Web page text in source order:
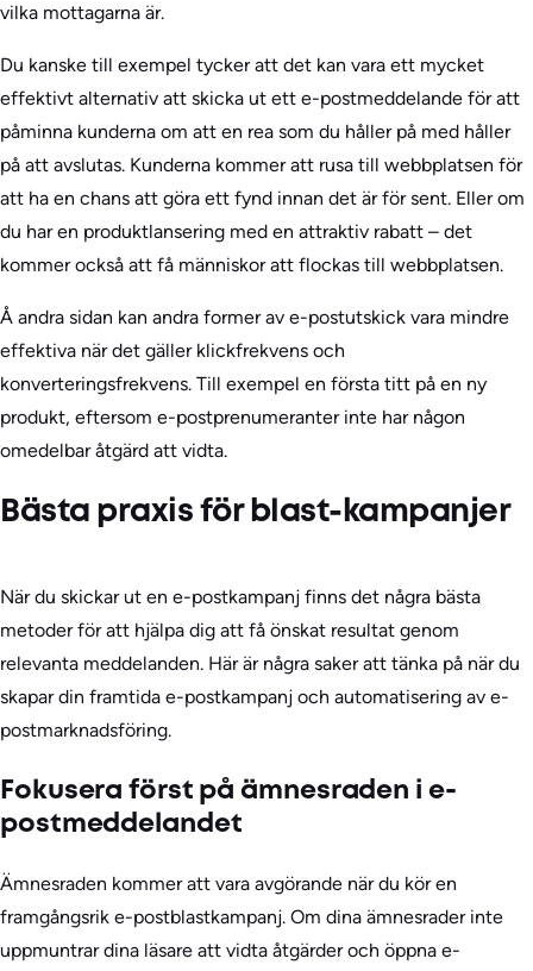
vilka mottagarna är.
Du kanske till exempel tycker att det kan vara ett mycket
effektivt alternativ att skicka ut ett e-postmeddelande för att
påminna kunderna om att en rea som du håller på med håller
på att avslutas. Kunderna kommer att rusa till webbplatsen för
att ha en chans att göra ett fynd innan det är för sent. Eller om
du har en produktlansering med en attraktiv rabatt – det
kommer också att få människor att flockas till webbplatsen.
Å andra sidan kan andra former av e-postutskick vara mindre
effektiva när det gäller klickfrekvens och
konverteringsfrekvens. Till exempel en första titt på en ny
produkt, eftersom e-postprenumeranter inte har någon
omedelbar åtgärd att vidta.
Bästa praxis för blast-kampanjer
När du skickar ut en e-postkampanj finns det några bästa
metoder för att hjälpa dig att få önskat resultat genom
relevanta meddelanden. Här är några saker att tänka på när du
skapar din framtida e-postkampanj och automatisering av e-
postmarknadsföring.
Fokusera först på ämnesraden i e-
postmeddelandet
Ämnesraden kommer att vara avgörande när du kör en
framgångsrik e-postblastkampanj. Om dina ämnesrader inte
uppmuntrar dina läsare att vidta åtgärder och öppna e-